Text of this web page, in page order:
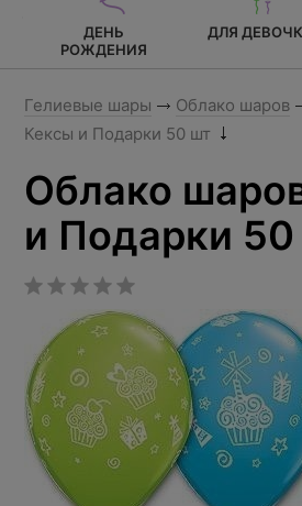
ДЕНЬ
РОЖДЕНИЯ
ДЛЯ
Гелиевые шары Облако шаров
Кексы и Подарки 50 шт
Облако
и Подарки